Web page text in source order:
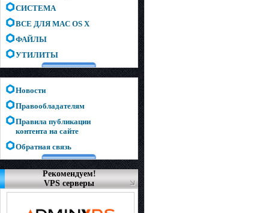
СИСТЕМА
ВСЕ ДЛЯ MAC OS X
ФАЙЛЫ
УТИЛИТЫ
Новости
Правообладателям
Правила публикации
контента на сайте
Обратная связь
Рекомендуем!
VPS серверы